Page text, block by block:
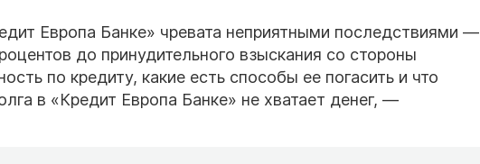
Европа Банке» чревата неприятными последствиями —
до принудительного взыскания со стороны
по кредиту, какие есть способы ее погасить и что
в «Кредит Европа Банке» не хватает денег, —